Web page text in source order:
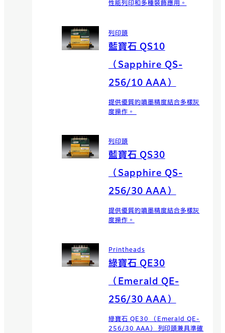
性能列印和多種裝飾應用。
列印頭
藍寶石 QS10
（Sapphire QS-
256/10 AAA）
提供優質的噴墨精度結合多樣灰
度操作。
列印頭
藍寶石 QS30
（Sapphire QS-
256/30 AAA）
提供優質的噴墨精度結合多樣灰
度操作。
Printheads
綠寶石 QE30
（Emerald QE-
256/30 AAA）
綠寶石 QE30 （Emerald QE-
256/30 AAA） 列印頭兼具準確